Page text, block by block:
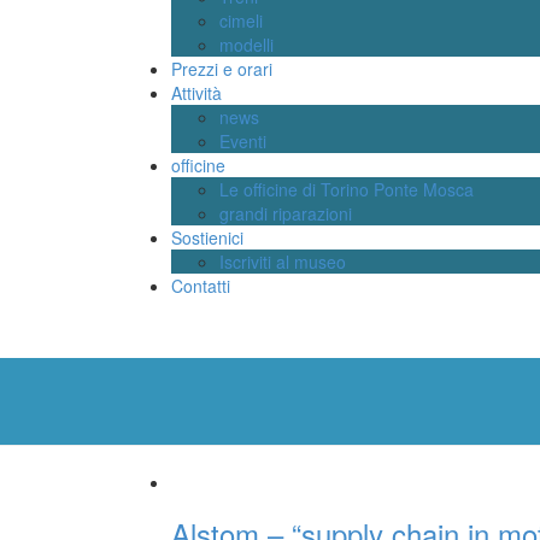
cimeli
modelli
Prezzi e orari
Attività
news
Eventi
officine
Le officine di Torino Ponte Mosca
grandi riparazioni
Sostienici
Iscriviti al museo
Contatti